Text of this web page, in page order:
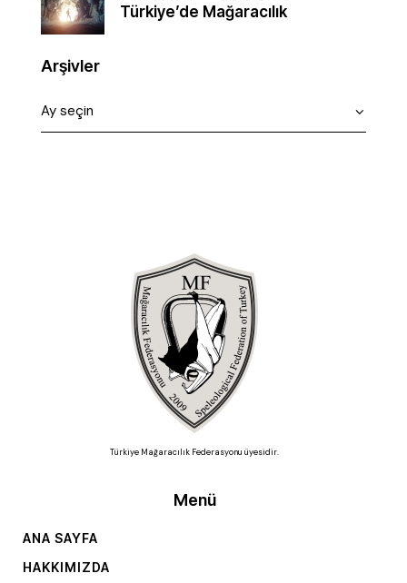
Türkiye’de Mağaracılık
Arşivler
Türkiye Mağaracılık Federasyonu üyesidir.
Menü
ANA SAYFA
HAKKIMIZDA